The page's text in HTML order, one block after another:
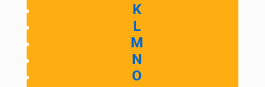
K
L
M
N
O